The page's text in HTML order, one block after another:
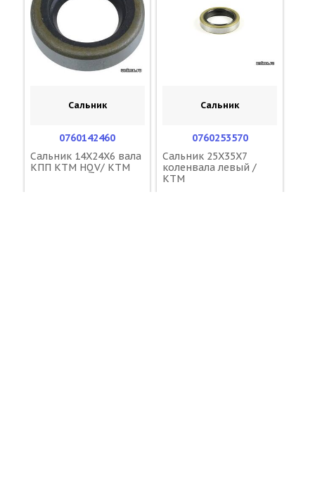
Сальник
0760142460
Сальник 14X24X6 вала
КПП KTM HQV/ KTM
Сальник
0760253570
Сальник 25X35X7
коленвала левый /
KTM